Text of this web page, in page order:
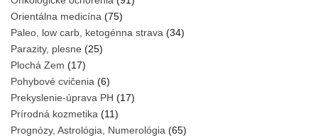
Orientálna medicína (75)
Paleo, low carb, ketogénna strava (34)
Parazity, plesne (25)
Plochá Zem (17)
Pohybové cvičenia (6)
Prekyslenie-úprava PH (17)
Prírodná kozmetika (11)
Prognózy, Astrológia, Numerológia (65)